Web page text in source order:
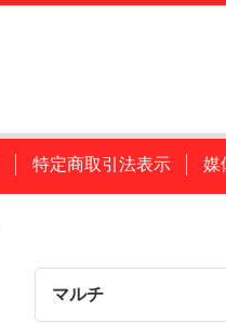
特定商取引法表示 媒
マルチ